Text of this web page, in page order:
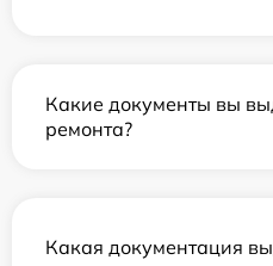
Какие документы вы
ремонта?
Какая документация